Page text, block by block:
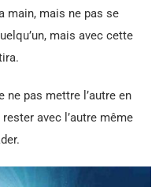
main, mais ne pas se
mais avec cette
ne pas mettre l’autre en
avec l’autre même